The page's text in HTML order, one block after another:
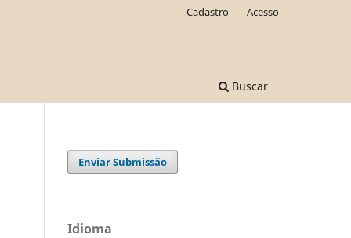
Buscar
Cadastro Acesso
Enviar Submissão
Idioma